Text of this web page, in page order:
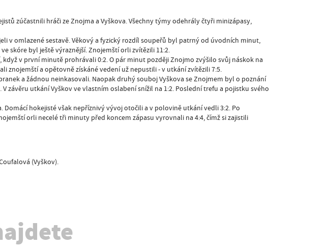
zúčastnili hráči ze Znojma a Vyškova. Všechny týmy odehrály čtyři minizápasy,
v omlazené sestavě. Věkový a fyzický rozdíl soupeřů byl patrný od úvodních minut,
skóre byl ještě výraznější. Znojemští orli zvítězili 11:2.
v první minutě prohrávali 0:2. O pár minut později Znojmo zvýšilo svůj náskok na
znojemští a opětovně získáné vedení už nepustili - v utkání zvítězili 7:5.
a žádnou neinkasovali. Naopak druhý souboj Vyškova se Znojmem byl o poznání
utkání Vyškov ve vlastním oslabení snížil na 1:2. Poslední trefu a pojistku svého
hokejisté však nepříznivý vývoj otočili a v polovině utkání vedli 3:2. Po
orli necelé tři minuty před koncem zápasu vyrovnali na 4:4, čímž si zajistili
(Vyškov).